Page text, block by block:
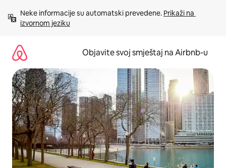
sadržaj
Neke informacije su automatski prevedene. Prikaži na
izvornom jeziku
Objavite svoj smještaj na Airbnb-u